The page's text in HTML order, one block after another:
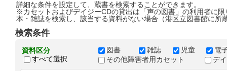
詳細な条件を設定して、蔵書を検索することができます。
※カセットおよびデイジーCDの貸出は「声の図書」の利用者に限
本・雑誌を検索し、該当する資料がない場合（港区立図書館に所
検索条件
資料区分
すべて選択
図書 雑誌 児童
電
その他障害者用カセット
デ